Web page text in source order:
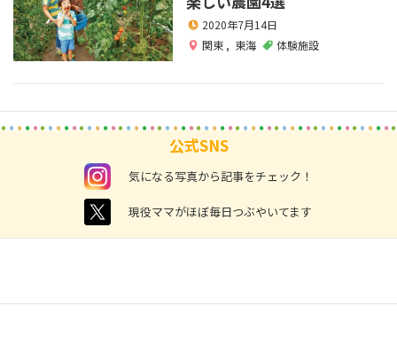
2020年7月14日
関東 , 東海 体験施設
公式SNS
instagram 気になる写真から記事をチェック！
twitter 現役ママがほぼ毎日つぶやいてます